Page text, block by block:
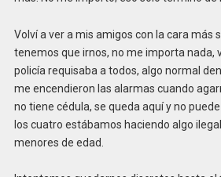
Volví a ver a mis amigos con la cara más
tenemos que irnos, no me importa nada,
policía requisaba a todos, algo normal
me encendieron las alarmas cuando
no tiene cédula, se queda aquí y no
los cuatro estábamos haciendo algo
menores de edad.